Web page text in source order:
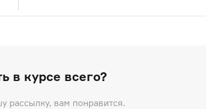
в курсе всего?
рассылку, вам понравится.